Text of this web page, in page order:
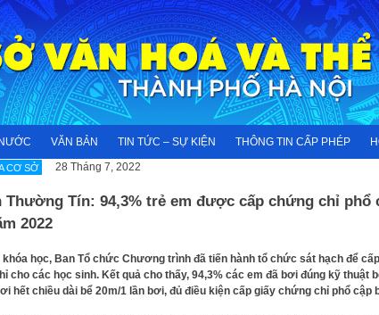
VĂN BẢN TIN TỨC – SỰ KIỆN THÔNG TIN CẤP PHÉP
CƠ SỞ 28 Tháng 7, 2022
Thường Tín: 94,3% trẻ em được cấp chứng chỉ phổ
2022
học, Ban Tổ chức Chương trình đã tiến hành tổ chức sát hạch để cấp
cho các học sinh. Kết quả cho thấy, 94,3% các em đã bơi đúng kỹ thuật
hết chiều dài bể 20m/1 lần bơi, đủ điều kiện cấp giấy chứng chỉ phổ cập